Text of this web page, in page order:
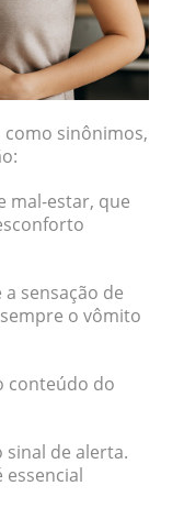
sinônimos,
mal-estar, que
sensação de
o vômito
conteúdo do
de alerta.
essencial